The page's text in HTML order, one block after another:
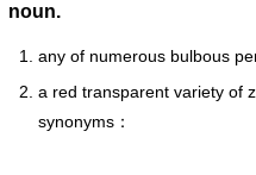
noun.
any of numerous bulbous
a red transparent variety of
synonyms：